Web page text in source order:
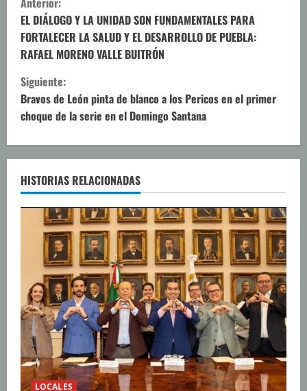
i
g
u
e
l
e
y
d
o
EL DIÁLOGO Y LA UNIDAD SON FUNDAMENTALES PARA
FORTALECER LA SALUD Y EL DESARROLLO DE PUEBLA:
RAFAEL MORENO VALLE BUITRÓN
Siguiente:
Bravos de León pinta de blanco a los Pericos en el primer
choque de la serie en el Domingo Santana
HISTORIAS RELACIONADAS
LOCALES